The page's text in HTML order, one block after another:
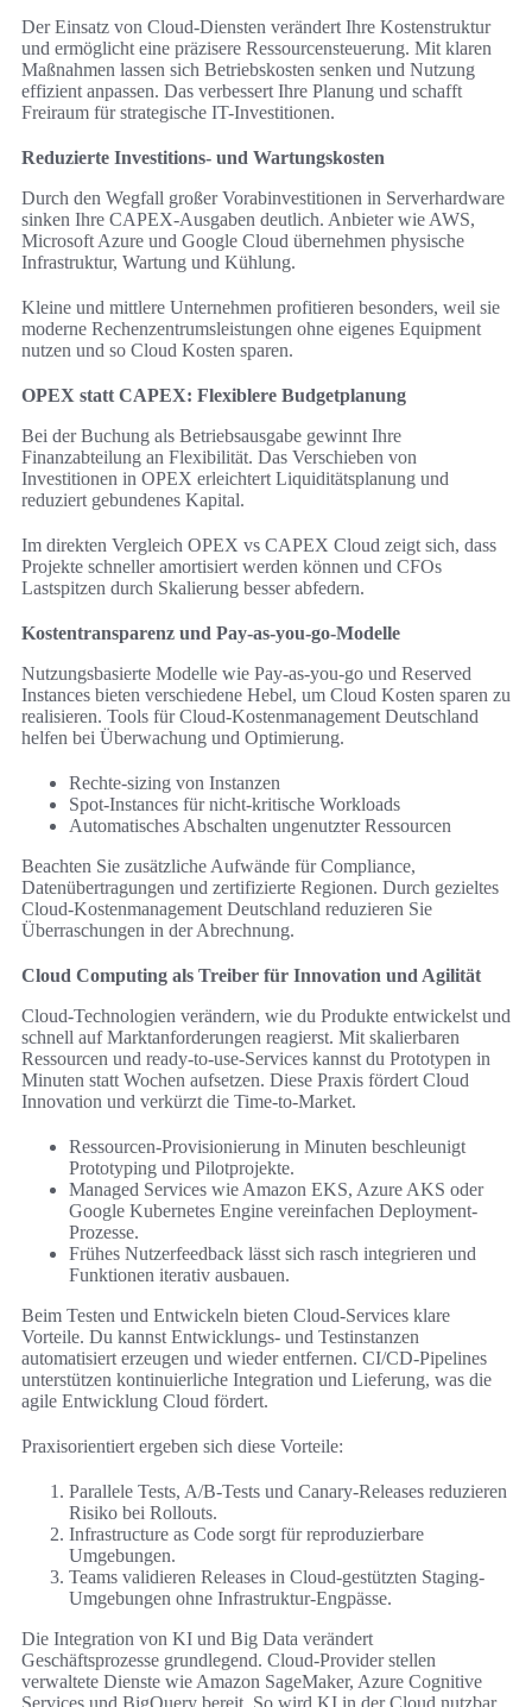
Der Einsatz von Cloud-Diensten verändert Ihre Kostenstruktur
und ermöglicht eine präzisere Ressourcensteuerung. Mit klaren
Maßnahmen lassen sich Betriebskosten senken und Nutzung
effizient anpassen. Das verbessert Ihre Planung und schafft
Freiraum für strategische IT-Investitionen.
Reduzierte Investitions- und Wartungskosten
Durch den Wegfall großer Vorabinvestitionen in Serverhardware
sinken Ihre CAPEX-Ausgaben deutlich. Anbieter wie AWS,
Microsoft Azure und Google Cloud übernehmen physische
Infrastruktur, Wartung und Kühlung.
Kleine und mittlere Unternehmen profitieren besonders, weil sie
moderne Rechenzentrumsleistungen ohne eigenes Equipment
nutzen und so Cloud Kosten sparen.
OPEX statt CAPEX: Flexiblere Budgetplanung
Bei der Buchung als Betriebsausgabe gewinnt Ihre
Finanzabteilung an Flexibilität. Das Verschieben von
Investitionen in OPEX erleichtert Liquiditätsplanung und
reduziert gebundenes Kapital.
Im direkten Vergleich OPEX vs CAPEX Cloud zeigt sich, dass
Projekte schneller amortisiert werden können und CFOs
Lastspitzen durch Skalierung besser abfedern.
Kostentransparenz und Pay-as-you-go-Modelle
Nutzungsbasierte Modelle wie Pay-as-you-go und Reserved
Instances bieten verschiedene Hebel, um Cloud Kosten sparen zu
realisieren. Tools für Cloud-Kostenmanagement Deutschland
helfen bei Überwachung und Optimierung.
Rechte-sizing von Instanzen
Spot-Instances für nicht-kritische Workloads
Automatisches Abschalten ungenutzter Ressourcen
Beachten Sie zusätzliche Aufwände für Compliance,
Datenübertragungen und zertifizierte Regionen. Durch gezieltes
Cloud-Kostenmanagement Deutschland reduzieren Sie
Überraschungen in der Abrechnung.
Cloud Computing als Treiber für Innovation und Agilität
Cloud-Technologien verändern, wie du Produkte entwickelst und
schnell auf Marktanforderungen reagierst. Mit skalierbaren
Ressourcen und ready-to-use-Services kannst du Prototypen in
Minuten statt Wochen aufsetzen. Diese Praxis fördert Cloud
Innovation und verkürzt die Time-to-Market.
Ressourcen-Provisionierung in Minuten beschleunigt
Prototyping und Pilotprojekte.
Managed Services wie Amazon EKS, Azure AKS oder
Google Kubernetes Engine vereinfachen Deployment-
Prozesse.
Frühes Nutzerfeedback lässt sich rasch integrieren und
Funktionen iterativ ausbauen.
Beim Testen und Entwickeln bieten Cloud-Services klare
Vorteile. Du kannst Entwicklungs- und Testinstanzen
automatisiert erzeugen und wieder entfernen. CI/CD-Pipelines
unterstützen kontinuierliche Integration und Lieferung, was die
agile Entwicklung Cloud fördert.
Praxisorientiert ergeben sich diese Vorteile:
Parallele Tests, A/B-Tests und Canary-Releases reduzieren
Risiko bei Rollouts.
Infrastructure as Code sorgt für reproduzierbare
Umgebungen.
Teams validieren Releases in Cloud-gestützten Staging-
Umgebungen ohne Infrastruktur-Engpässe.
Die Integration von KI und Big Data verändert
Geschäftsprozesse grundlegend. Cloud-Provider stellen
verwaltete Dienste wie Amazon SageMaker, Azure Cognitive